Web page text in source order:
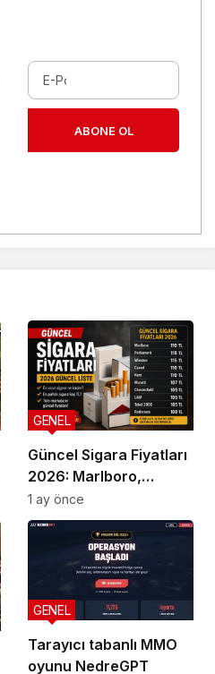
ABONE OL
Güncel Sigara Fiyatları
2026: Marlboro,
Parliament, Winston,
Camel ve Tüm Sigara
Markalarının Zamlı
Fiyat Listesi
GENEL
1 ay önce
Tarayıcı tabanlı MMO
oyunu NedreGPT
GENEL